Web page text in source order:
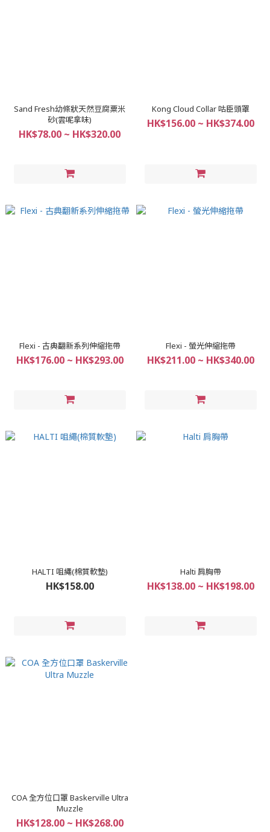
Sand Fresh幼條狀天然豆腐粟米
砂(雲呢拿味)
HK$78.00 ~ HK$320.00
Kong Cloud Collar 咕臣頭罩
HK$156.00 ~ HK$374.00
Flexi - 古典翻新系列伸縮拖帶
HK$176.00 ~ HK$293.00
Flexi - 螢光伸縮拖帶
HK$211.00 ~ HK$340.00
HALTI 咀繩(棉質軟墊)
HK$158.00
Halti 肩胸帶
HK$138.00 ~ HK$198.00
COA 全方位口罩 Baskerville Ultra
Muzzle
HK$128.00 ~ HK$268.00